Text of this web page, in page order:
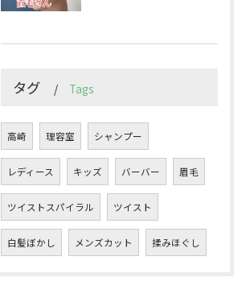
タグ Tags
高崎 理容室 シャンプー
レディース キッズ バーバー 眉毛
ツイストスパイラル ツイスト
白髪ぼかし メンズカット 揉みほぐし